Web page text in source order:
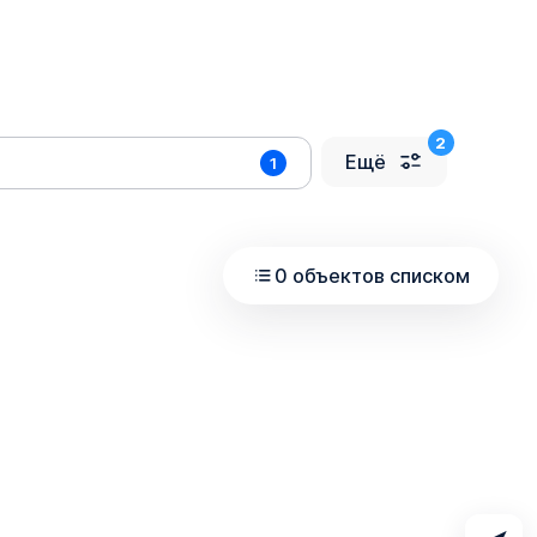
1 Ещё
0 объектов списком